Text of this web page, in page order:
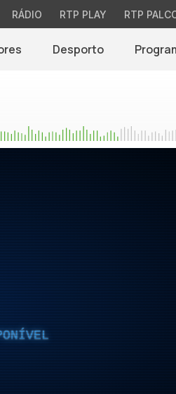
RÁDIO RTP PLAY RTP
Desporto